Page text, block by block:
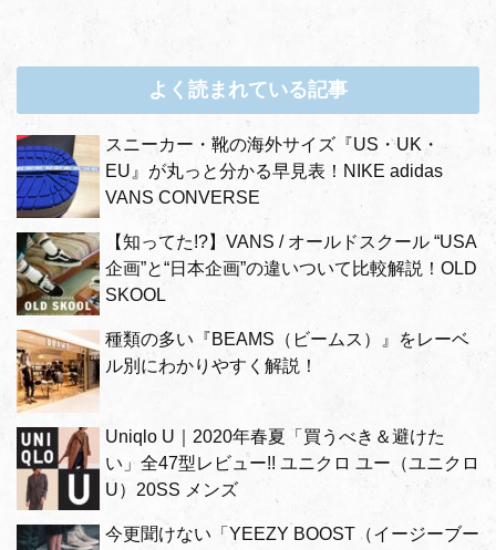
よく読まれている記事
スニーカー・靴の海外サイズ『US・UK・
EU』が丸っと分かる早見表！NIKE adidas
VANS CONVERSE
【知ってた!?】VANS / オールドスクール “USA
企画”と“日本企画”の違いついて比較解説！OLD
SKOOL
種類の多い『BEAMS（ビームス）』をレーベ
ル別にわかりやすく解説！
Uniqlo U｜2020年春夏「買うべき＆避けた
い」全47型レビュー!! ユニクロ ユー（ユニクロ
U）20SS メンズ
今更聞けない「YEEZY BOOST（イージーブー